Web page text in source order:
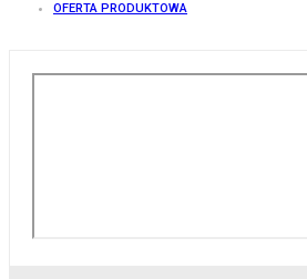
OFERTA PRODUKTOWA